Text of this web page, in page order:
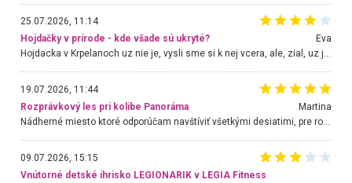
25.07.2026, 11:14
Hojdačky v prírode - kde všade sú ukryté?
Eva
Hojdacka v Krpelanoch uz nie je, vysli sme si k nej vcera, ale, zial, uz je znicena. Ak sem planujete cestu len kvoli hojdacke, mozete si ju usetrit. Krasny vyhlad je tu vsak aj bez hojdacky :-)
19.07.2026, 11:44
Rozprávkový les pri kolibe Panoráma
Martina
Nádherné miesto ktoré odporúčam navštíviť všetkými desiatimi, pre rodiny s deťmi, dôchodcom... Proste a jednoducho ozaj rozprávkový les.. určite ešte prídeme. Odniesli sme si na pamiatku krásne tričká,
09.07.2026, 15:15
Vnútorné detské ihrisko LEGIONARIK v LEGIA Fitness